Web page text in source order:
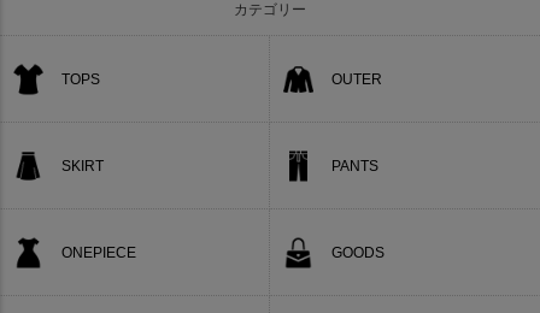
カテゴリー
TOPS OUTER
SKIRT PANTS
ONEPIECE GOODS